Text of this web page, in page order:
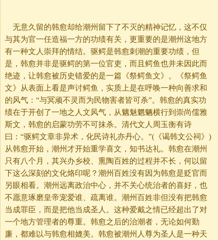
无意久留的韩愈却给潮州留下了不灭的精神记忆，这不仅
与其为官一任造福一方的功绩有关，更重要的是潮州这地方
有一种文人崇拜的情结。驱鳄是韩愈刺潮的重要功绩，但
是，韩愈并非是驱鳄的第一位官吏，而且鳄鱼也并未因此而
绝迹，让韩愈被历史错爱的是一篇《祭鳄鱼文》。《祭鳄鱼
文》从表面上看是声讨鳄鱼，实质上是在呼唤一种向善求和
的风气：“与冥顽不灵而为民物害者皆可杀”。韩愈的真实功
绩在于开创了一地之人文风气，从魑魅魍魉横行到崇尚儒雅
斯文，韩愈的启蒙功劳不可抹杀。清代文人周玉衡有诗
曰：“驱鳄文章非异术，化民诗礼亦丹心。”(《谒韩文公祠》)
从韩愈开始，潮州才开始重学喜文，知书达礼。韩愈在潮州
只有八个月，其兴办乡校、熏陶百姓的过程并不长，何以留
下这么深刻的文化烙印呢？潮州百姓没有因为韩愈是贬官而
另眼相看。潮州远离政治中心，并不关心统治者的喜好，也
不愿意琢磨皇帝宠爱谁、疏离谁。潮州百姓非但没有把韩愈
当成罪臣，而是把他当成圣人。这种爱戴之情已经超出了对
一个地方管理者的尊重。韩愈之后的治潮者，无论如何勤
廉，都难以与韩愈相媲美。韩愈被潮州人尊为圣人是一种天